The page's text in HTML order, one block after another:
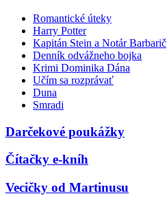
Romantické úteky
Harry Potter
Kapitán Stein a Notár Barbarič
Denník odvážneho bojka
Krimi Dominika Dána
Učím sa rozprávať
Duna
Smradi
Darčekové poukážky
Čítačky e-kníh
Vecičky od Martinusu